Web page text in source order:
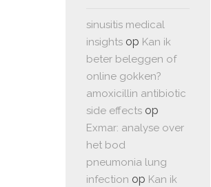
sinusitis medical
insights op Kan ik
beter beleggen of
online gokken?
amoxicillin antibiotic
side effects op
Exmar: analyse over
het bod
pneumonia lung
infection op Kan ik